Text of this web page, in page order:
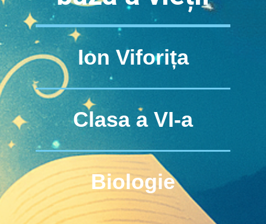
Ion Viforița
Clasa a VI-a
Biologie